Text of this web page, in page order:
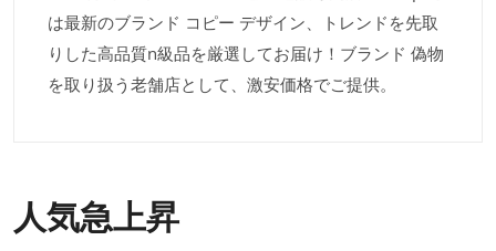
は最新のブランド コピー デザイン、トレンドを先取
りした高品質n級品を厳選してお届け！ブランド 偽物
を取り扱う老舗店として、激安価格でご提供。
人気急上昇